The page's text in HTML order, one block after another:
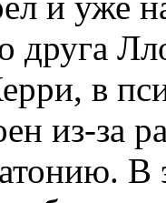
друга
в
из-за
В